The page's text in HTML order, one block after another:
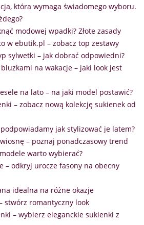
która wymaga świadomego wyboru.
modowej wpadki? Złote zasady
w ebutik.pl – zobacz top zestawy
sylwetki – jak dobrać odpowiedni?
na wakacje – jaki look jest
na lato – na jaki model postawić?
– zobacz nową kolekcję sukienek od
jak stylizować je latem?
– poznaj ponadczasowy trend
warto wybierać?
– odkryj urocze fasony na obecny
idealna na różne okazje
stwórz romantyczny look
– wybierz eleganckie sukienki z